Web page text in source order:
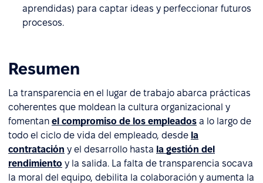
aprendidas) para captar ideas y perfeccionar futuros
procesos.
Resumen
La transparencia en el lugar de trabajo abarca prácticas
coherentes que moldean la cultura organizacional y
fomentan el compromiso de los empleados a lo largo de
todo el ciclo de vida del empleado, desde la
contratación y el desarrollo hasta la gestión del
rendimiento y la salida. La falta de transparencia socava
la moral del equipo, debilita la colaboración y aumenta la